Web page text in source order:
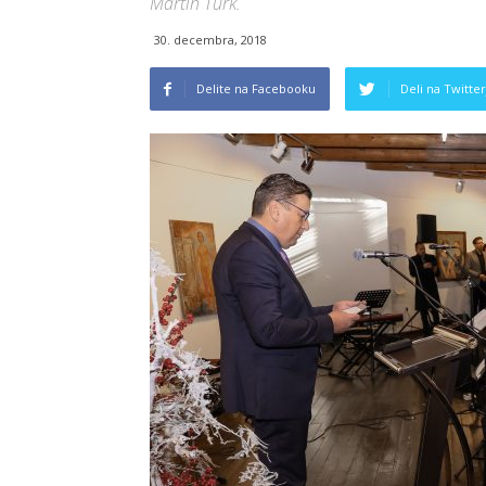
30. decembra, 2018
Delite na Facebooku Deli na